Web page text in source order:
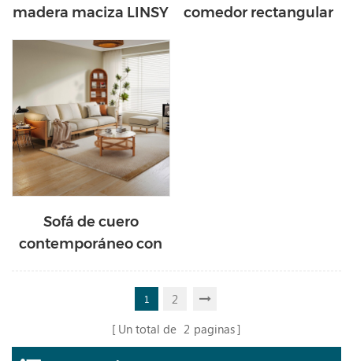
madera maciza LINSY
comedor rectangular
Sofá de cuero
contemporáneo con
1
2
Un total de 2 paginas